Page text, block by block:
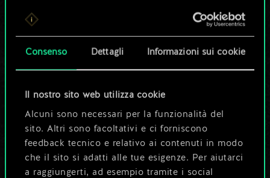
Consenso Dettagli Informazioni sui cookie
Il nostro sito web utilizza cookie
Alcuni sono necessari per la funzionalità del
sito. Altri sono facoltativi e ci forniscono
feedback tecnico e relativo ai contenuti in modo
che il sito si adatti alle tue esigenze. Per aiutarci
a raggiungerti, ad esempio tramite i social
Per ora, è solo un
set di carte
condiviso.
Ma può diventare
molto altro!
Dai un nome al mazzo e crea una